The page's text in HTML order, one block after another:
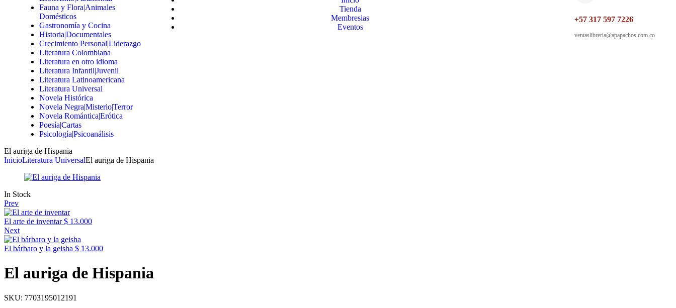
Fauna y Flora|Animales
Domésticos
Gastronomía y Cocina
Historia|Documentales
Crecimiento Personal|Liderazgo
Literatura Colombiana
Literatura en otro idioma
Literatura Infantil|Juvenil
Literatura Latinoamericana
Literatura Universal
Novela Histórica
Novela Negra|Misterio|Terror
Novela Romántica|Erótica
Poesía|Cartas
Psicología|Psicoanálisis
Tienda
Membresias
Eventos
+57 317 597 7226
ventaslibreria@apapachos.com.co
El auriga de Hispania
InicioLiteratura UniversalEl auriga de Hispania
In Stock
Prev
El arte de inventar $ 13.000
Next
El bárbaro y la geisha $ 13.000
El auriga de Hispania
SKU: 7703195012191